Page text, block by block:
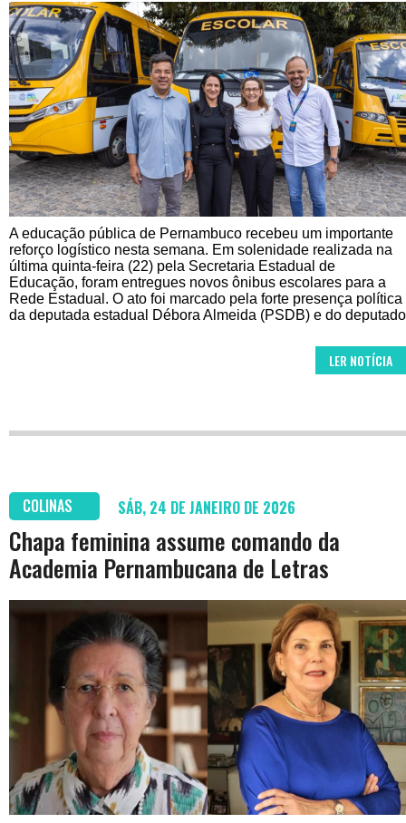
A educação pública de Pernambuco recebeu um importante
reforço logístico nesta semana. Em solenidade realizada na
última quinta-feira (22) pela Secretaria Estadual de
Educação, foram entregues novos ônibus escolares para a
Rede Estadual. O ato foi marcado pela forte presença política
da deputada estadual Débora Almeida (PSDB) e do deputado
LER NOTÍCIA
COLINAS SÁB, 24 DE JANEIRO DE 2026
Chapa feminina assume comando da
Academia Pernambucana de Letras